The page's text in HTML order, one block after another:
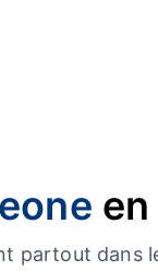
partout dans